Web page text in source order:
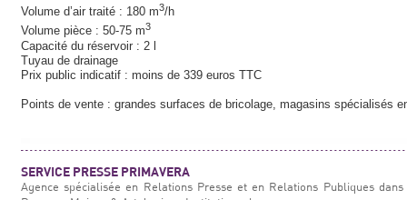
Volume d’air traité : 180 m3/h
Volume pièce : 50-75 m3
Capacité du réservoir : 2 l
Tuyau de drainage
Prix public indicatif : moins de 339 euros TTC
Points de vente : grandes surfaces de bricolage, magasins spécialisés
SERVICE PRESSE PRIMAVERA
Agence spécialisée en Relations Presse et en Relations Publiques